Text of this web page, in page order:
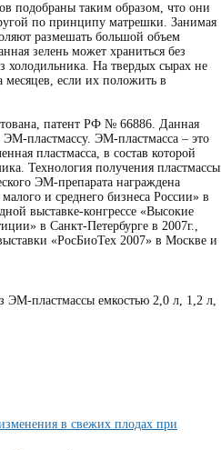
подобраны таким образом, что они
по принципу матрешки. Занимая
размешать большой объем
зелень может храниться без
холодильника. На твердых сырах не
месяцев, если их положить в
патент РФ № 66886. Данная
ЭМ-пластмассу. ЭМ-пластмасса – это
пластмасса, в состав которой
Технология получения пластмассы
ЭМ-препарата награждена
и среднего бизнеса России» в
выставке-конгрессе «Высокие
в Санкт-Петербурге в 2007г.,
«РосБиоТех 2007» в Москве и
ЭМ-пластмассы емкостью 2,0 л, 1,2 л,
в свежих плодах при